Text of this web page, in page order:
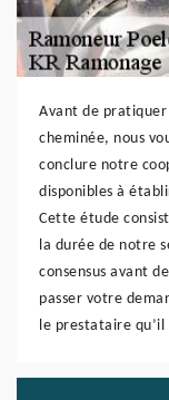
Avant de
cheminée, nous
conclure notre
disponibles à
Cette étude
la durée de notre
consensus avant
passer votre
le prestataire qu’il